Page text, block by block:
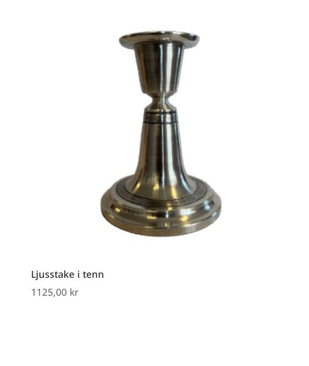
Ljusstake i tenn
1125,00 kr